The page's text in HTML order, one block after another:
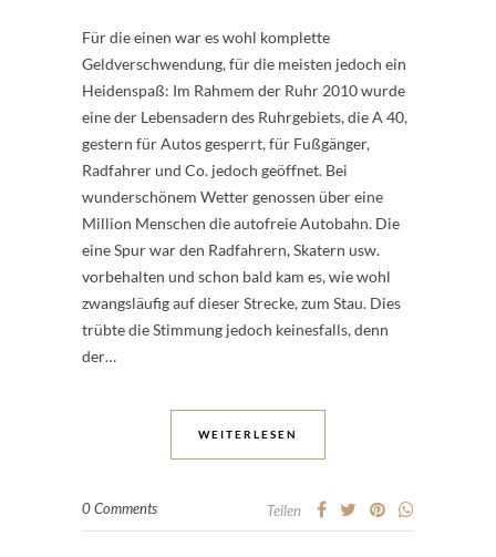
Für die einen war es wohl komplette
Geldverschwendung, für die meisten jedoch ein
Heidenspaß: Im Rahmem der Ruhr 2010 wurde
eine der Lebensadern des Ruhrgebiets, die A 40,
gestern für Autos gesperrt, für Fußgänger,
Radfahrer und Co. jedoch geöffnet. Bei
wunderschönem Wetter genossen über eine
Million Menschen die autofreie Autobahn. Die
eine Spur war den Radfahrern, Skatern usw.
vorbehalten und schon bald kam es, wie wohl
zwangsläufig auf dieser Strecke, zum Stau. Dies
trübte die Stimmung jedoch keinesfalls, denn
der…
WEITERLESEN
0 Comments Teilen